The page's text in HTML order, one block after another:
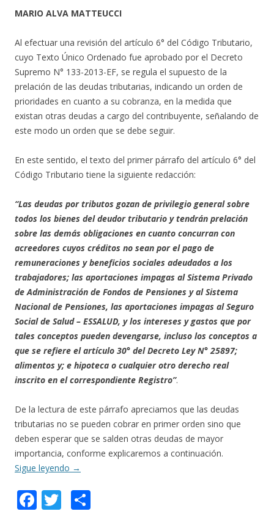
MARIO ALVA MATTEUCCI
Al efectuar una revisión del artículo 6° del Código Tributario,
cuyo Texto Único Ordenado fue aprobado por el Decreto
Supremo N° 133-2013-EF, se regula el supuesto de la
prelación de las deudas tributarias, indicando un orden de
prioridades en cuanto a su cobranza, en la medida que
existan otras deudas a cargo del contribuyente, señalando de
este modo un orden que se debe seguir.
En este sentido, el texto del primer párrafo del artículo 6° del
Código Tributario tiene la siguiente redacción:
“Las deudas por tributos gozan de privilegio general sobre
todos los bienes del deudor tributario y tendrán prelación
sobre las demás obligaciones en cuanto concurran con
acreedores cuyos créditos no sean por el pago de
remuneraciones y beneficios sociales adeudados a los
trabajadores; las aportaciones impagas al Sistema Privado
de Administración de Fondos de Pensiones y al Sistema
Nacional de Pensiones, las aportaciones impagas al Seguro
Social de Salud – ESSALUD, y los intereses y gastos que por
tales conceptos pueden devengarse, incluso los conceptos a
que se refiere el artículo 30° del Decreto Ley N° 25897;
alimentos y; e hipoteca o cualquier otro derecho real
inscrito en el correspondiente Registro”.
De la lectura de este párrafo apreciamos que las deudas
tributarias no se pueden cobrar en primer orden sino que
deben esperar que se salden otras deudas de mayor
importancia, conforme explicaremos a continuación.
Sigue leyendo →
F T